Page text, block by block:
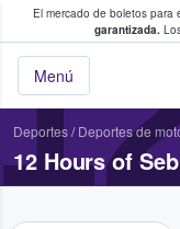
El mercado de boletos para
garantizada.
Menú
fans
Deportes/ Deportes de
12 Hours of